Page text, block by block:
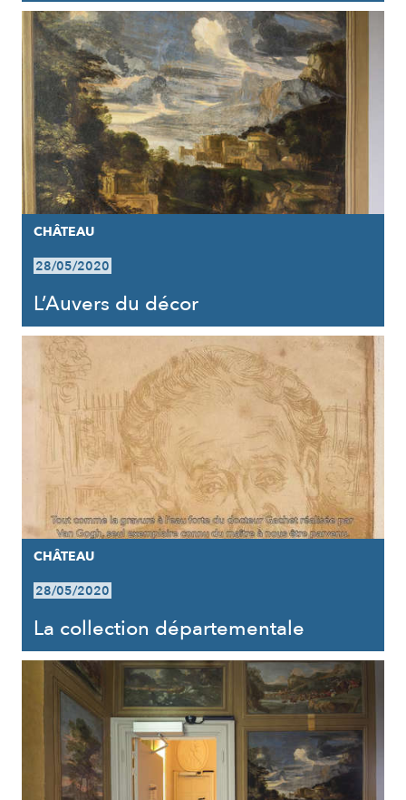
CHÂTEAU
28/05/2020
L’Auvers du décor
CHÂTEAU
28/05/2020
La collection départementale